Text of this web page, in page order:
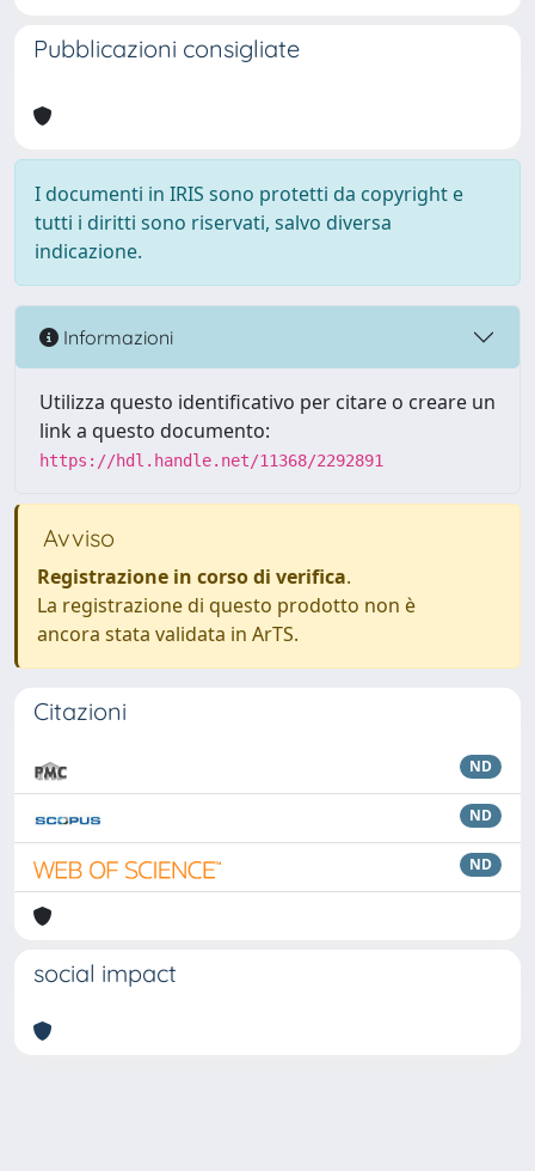
Pubblicazioni consigliate
I documenti in IRIS sono protetti da copyright e
tutti i diritti sono riservati, salvo diversa
indicazione.
Informazioni
Utilizza questo identificativo per citare o creare un
link a questo documento:
https://hdl.handle.net/11368/2292891
Avviso
Registrazione in corso di verifica.
La registrazione di questo prodotto non è
ancora stata validata in ArTS.
Citazioni
ND
ND
ND
social impact